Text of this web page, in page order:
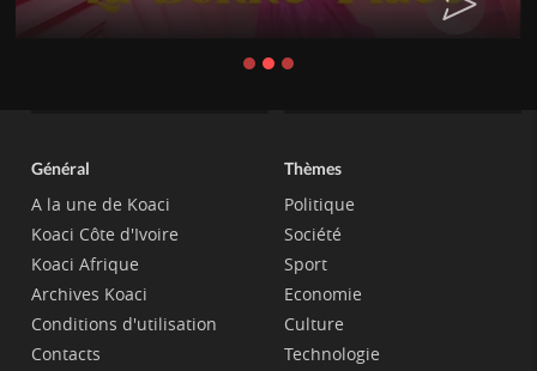
Général
A la une de Koaci
Koaci Côte d'Ivoire
Koaci Afrique
Archives Koaci
Conditions d'utilisation
Contacts
Thèmes
Politique
Société
Sport
Economie
Culture
Technologie